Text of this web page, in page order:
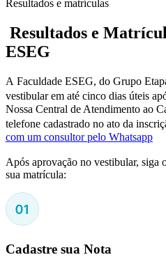
Resultados e matrículas
Resultados e
ESEG
A Faculdade ESEG, do Grupo
vestibular em até cinco dias úteis
Nossa Central de Atendimento ao
telefone cadastrado no ato da
com um consultor pelo Whatsapp
Após aprovação no vestibular, siga
sua matrícula:
Cadastre sua Nota